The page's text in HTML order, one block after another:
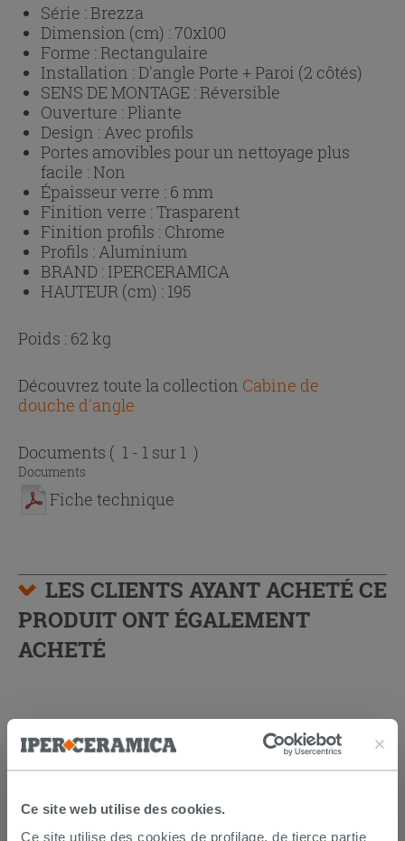
Ce site web utilise des cookies.
Ce site utilise des cookies de profilage, de tierce partie
Série :Brezza
Dimension (cm) :70x100
Forme :Rectangulaire
Installation :D'angle Porte + Paroi (2 côtés)
SENS DE MONTAGE :Réversible
Ouverture :Pliante
Design : Avec profils
Portes amovibles pour un nettoyage plus
facile :Non
Épaisseur verre : 6 mm
Finition verre :Trasparent
Finition profils : Chrome
Profils : Aluminium
BRAND : IPERCERAMICA
HAUTEUR (cm) : 195
Poids : 62 kg
Découvrez toute la collection Cabine de
douche d'angle
Documents ( 1 - 1 sur 1 )
Documents
Fiche technique
LES CLIENTS AYANT ACHETÉ CE
PRODUIT ONT ÉGALEMENT
ACHETÉ